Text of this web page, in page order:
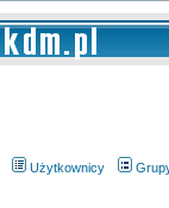
Użytkownicy